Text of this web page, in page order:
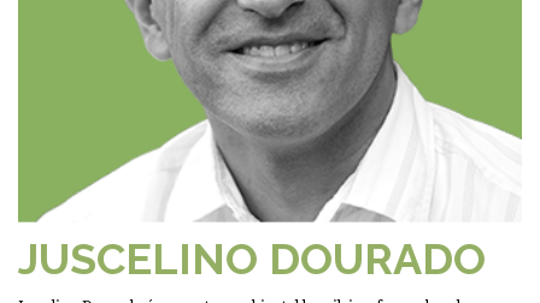
JUSCELINO DOURADO